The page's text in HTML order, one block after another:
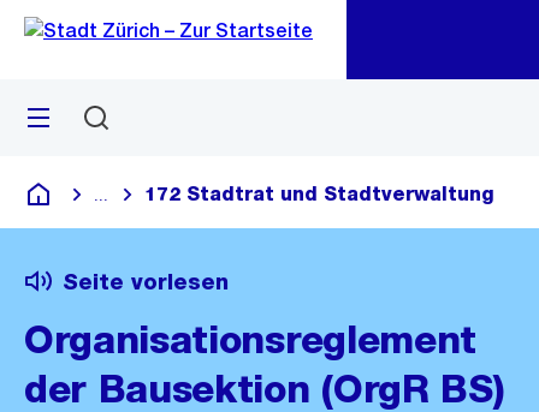
Navigation
Sprunglink
Menü
Deutsch
Blende alle Breadcrumbs ein
172 Stadtrat und Stadtverwaltung
Seite vorlesen
Organisationsreglement
der Bausektion (OrgR BS)